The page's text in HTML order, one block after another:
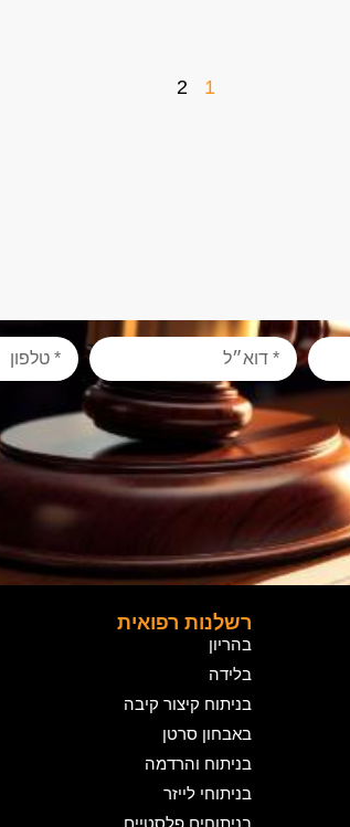
1
2
רשלנות רפואית
בהריון
בלידה
בניתוח קיצור קיבה
באבחון סרטן
בניתוח והרדמה
בניתוחי לייזר
בניתוחים פלסטיים